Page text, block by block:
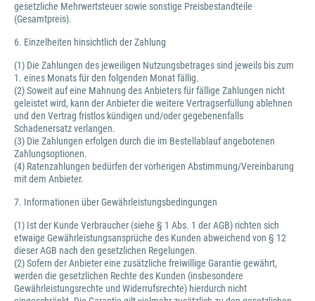
gesetzliche Mehrwertsteuer sowie sonstige Preisbestandteile
(Gesamtpreis).
6. Einzelheiten hinsichtlich der Zahlung
(1) Die Zahlungen des jeweiligen Nutzungsbetrages sind jeweils bis zum
1. eines Monats für den folgenden Monat fällig.
(2) Soweit auf eine Mahnung des Anbieters für fällige Zahlungen nicht
geleistet wird, kann der Anbieter die weitere Vertragserfüllung ablehnen
und den Vertrag fristlos kündigen und/oder gegebenenfalls
Schadenersatz verlangen.
(3) Die Zahlungen erfolgen durch die im Bestellablauf angebotenen
Zahlungsoptionen.
(4) Ratenzahlungen bedürfen der vorherigen Abstimmung/Vereinbarung
mit dem Anbieter.
7. Informationen über Gewährleistungsbedingungen
(1) Ist der Kunde Verbraucher (siehe § 1 Abs. 1 der AGB) richten sich
etwaige Gewährleistungsansprüche des Kunden abweichend von § 12
dieser AGB nach den gesetzlichen Regelungen.
(2) Sofern der Anbieter eine zusätzliche freiwillige Garantie gewährt,
werden die gesetzlichen Rechte des Kunden (insbesondere
Gewährleistungsrechte und Widerrufsrechte) hierdurch nicht